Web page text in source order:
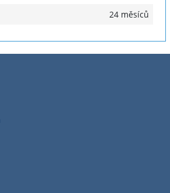
24 měsíců